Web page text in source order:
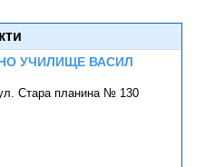
УЧИЛИЩЕ ВАСИЛ
Стара планина № 130